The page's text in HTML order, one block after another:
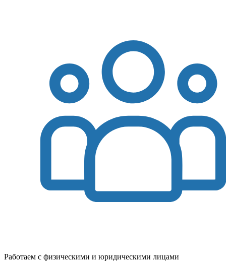
Работаем с физическими и юридическими лицами